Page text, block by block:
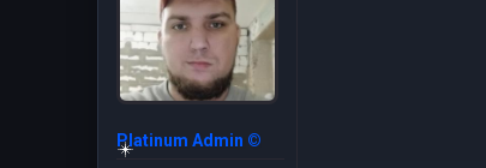
Platinum Admin ©